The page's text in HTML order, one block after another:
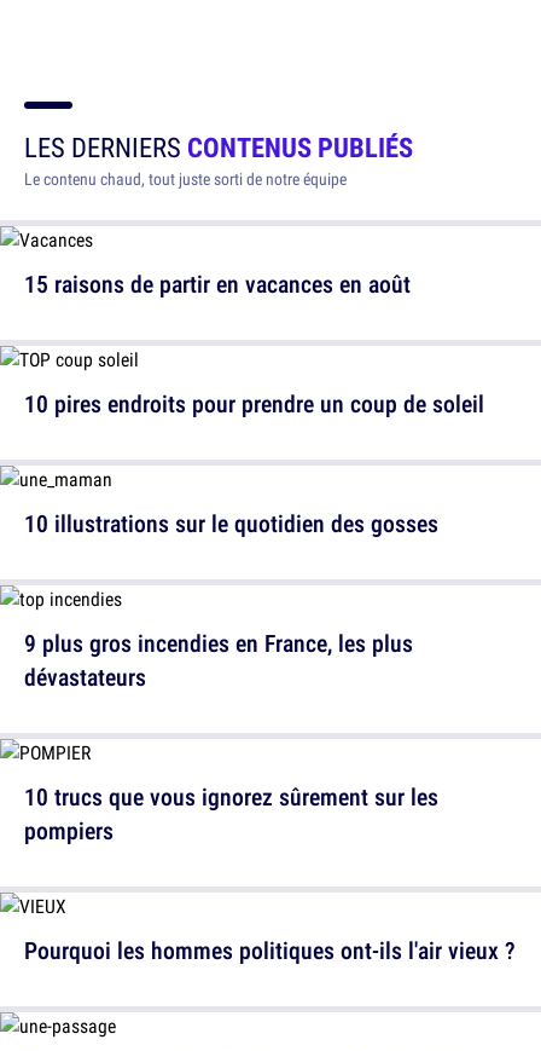
LES DERNIERS CONTENUS PUBLIÉS
Le contenu chaud, tout juste sorti de notre équipe
15 raisons de partir en vacances en août
10 illustrations sur le quotidien des gosses
10 trucs que vous ignorez sûrement sur les
pompiers
10 pires endroits pour prendre un coup de soleil
9 plus gros incendies en France, les plus
dévastateurs
Pourquoi les hommes politiques ont-ils l'air vieux ?